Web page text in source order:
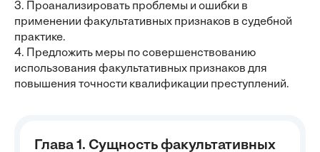
3. Проанализировать проблемы и ошибки в
применении факультативных признаков в судебной
практике.
4. Предложить меры по совершенствованию
использования факультативных признаков для
повышения точности квалификации преступлений.
Глава 1. Сущность факультативных